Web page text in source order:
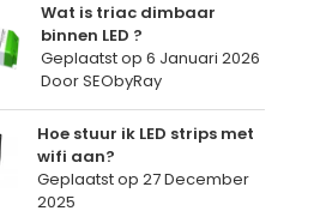
Wat is triac dimbaar
binnen LED ?
Geplaatst op6 Januari 2026
Door SEObyRay
Hoe stuur ik LED strips met
wifi aan?
Geplaatst op27 December
2025